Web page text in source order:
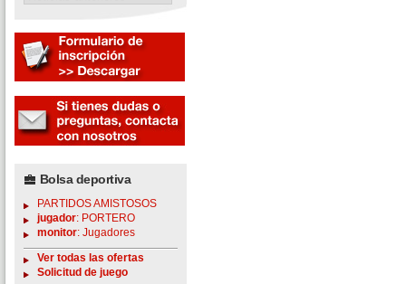
Bolsa deportiva
PARTIDOS AMISTOSOS
jugador: PORTERO
monitor: Jugadores
Ver todas las ofertas
Solicitud de juego